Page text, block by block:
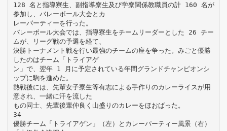
128 名と指導寮生、副指導寮生及び学寮関係教職員の計 160 名が
参加し、バレーボール大会とカ
レーパーティーを行った。
バレーボール大会では、指導寮生をチームリーダーとした 26 チー
ムが、リーグ戦の予選を経て、
決勝トーナメント戦を行い最強のチームの座を争った。みごと優勝
したのはチーム「トライアゲ
ン」で、翌年 1 月に予定されている年間グランドチャンピオンシ
ップに駒を進めた。
熱戦後には、先輩女子寮生等有志による手作りのカレーライスが用
意され、一緒に汗を流した
もの同士、先輩後輩仲良く山盛りのカレーをほおばった。
34
優勝チーム「トライアゲン」（左）とカレーパーティー風景（右）